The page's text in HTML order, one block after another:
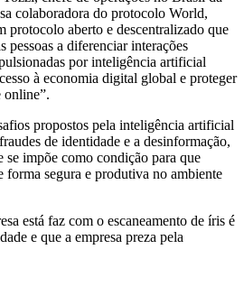
colaboradora do protocolo World,
protocolo aberto e descentralizado que
pessoas a diferenciar interações
por inteligência artificial
à economia digital global e proteger
online”.
propostos pela inteligência artificial
de identidade e a desinformação,
se impõe como condição para que
forma segura e produtiva no ambiente
está faz com o escaneamento de íris é
e que a empresa preza pela